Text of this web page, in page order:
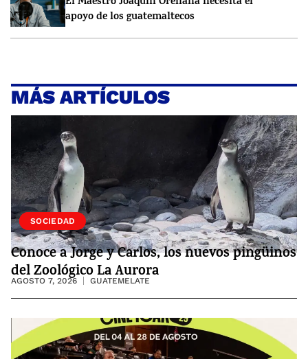
apoyo de los guatemaltecos
MÁS ARTÍCULOS
VIDA
SOCIEDAD
Conoce a Jorge y Carlos, los nuevos pingüinos
del Zoológico La Aurora
AGOSTO 7, 2026 GUATEMELATE